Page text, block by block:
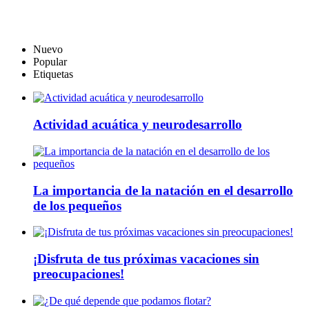
Nuevo
Popular
Etiquetas
Actividad acuática y neurodesarrollo
La importancia de la natación en el desarrollo
de los pequeños
¡Disfruta de tus próximas vacaciones sin
preocupaciones!